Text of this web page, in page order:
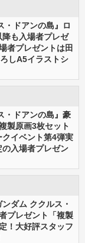
・ドアンの島』ロ
も入場者プレゼ
者プレゼントは田
しA5イラストシ
・ドアンの島』豪
製原画3枚セット
クイベント第4弾実
入場者プレゼン
ダム ククルス・
プレゼント「複製
！大好評スタッフ